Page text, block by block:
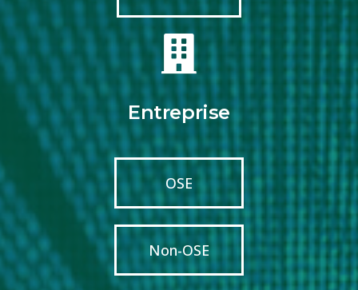
Entreprise
OSE
Non-OSE